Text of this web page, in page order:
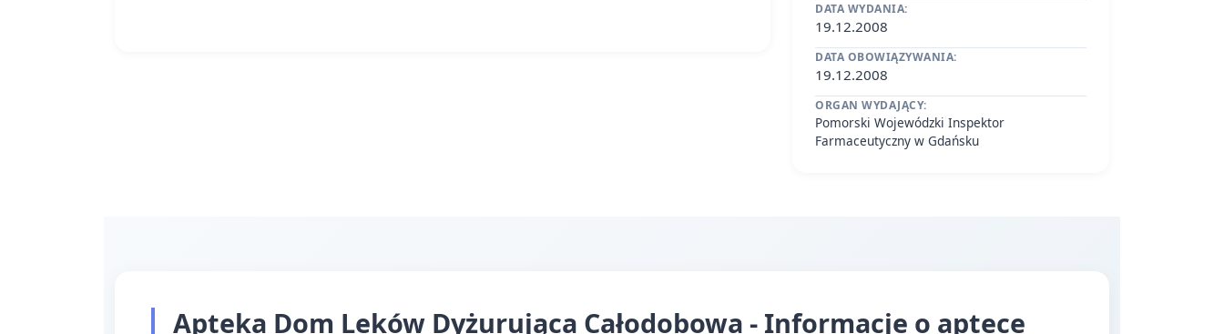
DATA WYDANIA:
19.12.2008
DATA OBOWIĄZYWANIA:
19.12.2008
ORGAN WYDAJĄCY:
Pomorski Wojewódzki Inspektor
Farmaceutyczny w Gdańsku
Apteka Dom Leków Dyżurująca Całodobowa - Informacje o aptece